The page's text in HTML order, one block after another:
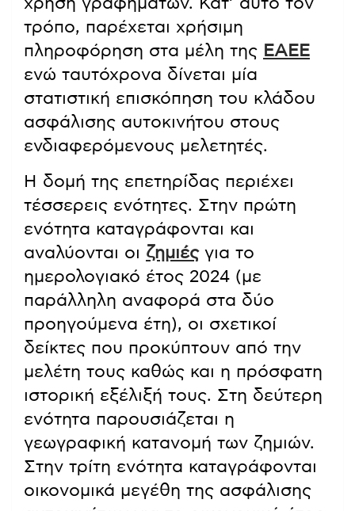
τρόπο, παρέχεται χρήσιμη
πληροφόρηση στα μέλη της ΕΑΕΕ
ενώ ταυτόχρονα δίνεται μία
στατιστική επισκόπηση του κλάδου
ασφάλισης αυτοκινήτου στους
ενδιαφερόμενους μελετητές.
Η δομή της επετηρίδας περιέχει
τέσσερεις ενότητες. Στην πρώτη
ενότητα καταγράφονται και
αναλύονται οι ζημιέςγια το
ημερολογιακό έτος 2024 (με
παράλληλη αναφορά στα δύο
προηγούμενα έτη), οι σχετικοί
δείκτες που προκύπτουν από την
μελέτη τους καθώς και η πρόσφατη
ιστορική εξέλιξή τους. Στη δεύτερη
ενότητα παρουσιάζεται η
γεωγραφική κατανομή των ζημιών.
Στην τρίτη ενότητα καταγράφονται
οικονομικά μεγέθη της ασφάλισης